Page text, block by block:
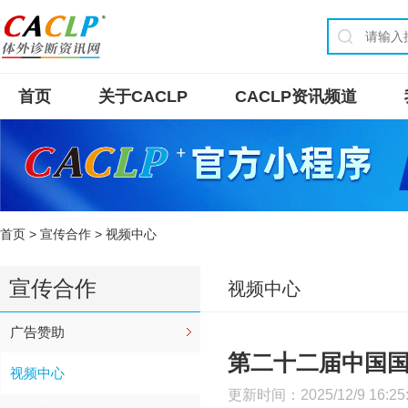
首页 关于CACLP CACLP资讯频道
首页 > 宣传合作 > 视频中心
宣传合作
广告赞助
视频中心
视频中心
第二十二届中国
更新时间：2025/12/9